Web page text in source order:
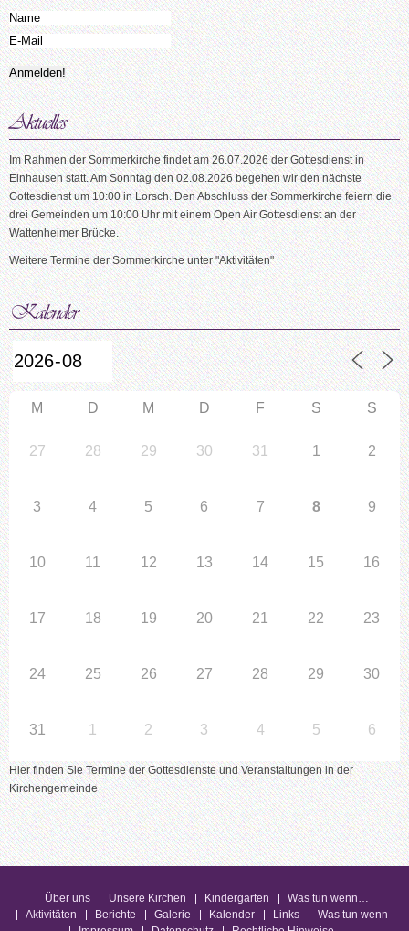
Im Rahmen der Sommerkirche findet am 26.07.2026 der Gottesdienst in
Einhausen statt. Am Sonntag den 02.08.2026 begehen wir den nächste
Gottesdienst um 10:00 in Lorsch. Den Abschluss der Sommerkirche feiern die
drei Gemeinden um 10:00 Uhr mit einem Open Air Gottesdienst an der
Wattenheimer Brücke.
Weitere Termine der Sommerkirche unter "Aktivitäten"
M D M D F S S
27 28 29 30 31 1 2
3 4 5 6 7 8 9
10 11 12 13 14 15 16
17 18 19 20 21 22 23
24 25 26 27 28 29 30
31 1 2 3 4 5 6
Hier finden Sie Termine der Gottesdienste und Veranstaltungen in der
Kirchengemeinde
Über uns Unsere Kirchen Kindergarten
Was tun wenn…
Aktivitäten
Berichte Galerie Kalender Links
Was tun wenn